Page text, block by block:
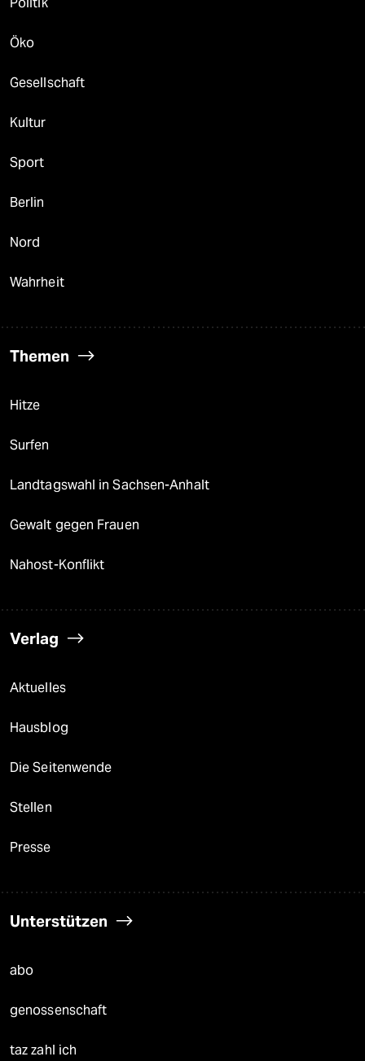
Öko
Gesellschaft
Kultur
Sport
Berlin
Nord
Wahrheit
Themen
Hitze
Surfen
Landtagswahl in Sachsen-Anhalt
Gewalt gegen Frauen
Nahost-Konflikt
Verlag
Aktuelles
Hausblog
Die Seitenwende
Stellen
Presse
Unterstützen
abo
genossenschaft
taz zahl ich